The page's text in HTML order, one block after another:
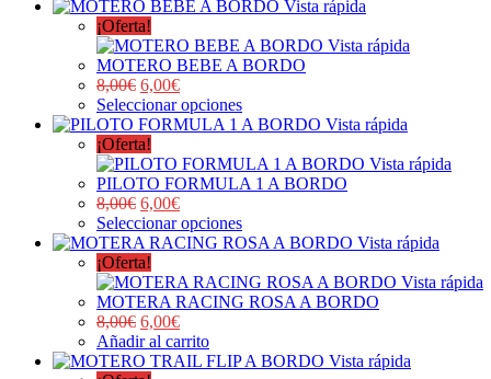
Vista rápida
¡Oferta!
Vista rápida
MOTERO BEBE A BORDO
8,00€ 6,00€
Seleccionar opciones
Vista rápida
¡Oferta!
Vista rápida
PILOTO FORMULA 1 A BORDO
8,00€ 6,00€
Seleccionar opciones
Vista rápida
¡Oferta!
Vista rápida
MOTERA RACING ROSA A BORDO
8,00€ 6,00€
Añadir al carrito
Vista rápida